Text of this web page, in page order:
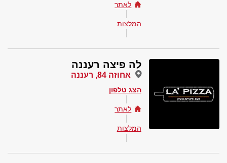
לאתר
המלצות
לה פיצה רעננה
אחוזה 84, רעננה
הצג טלפון
לאתר
המלצות